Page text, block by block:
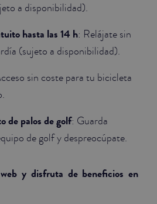
a disponibilidad).
hasta las 14 h: Relájate sin
(sujeto a disponibilidad).
sin coste para tu bicicleta
de palos de golf: Guarda
de golf y despreocúpate.
y disfruta de beneficios en